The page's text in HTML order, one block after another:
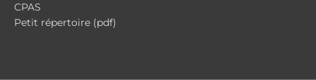
CPAS
Petit répertoire (pdf)